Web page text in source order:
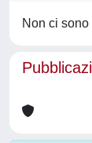
Non ci